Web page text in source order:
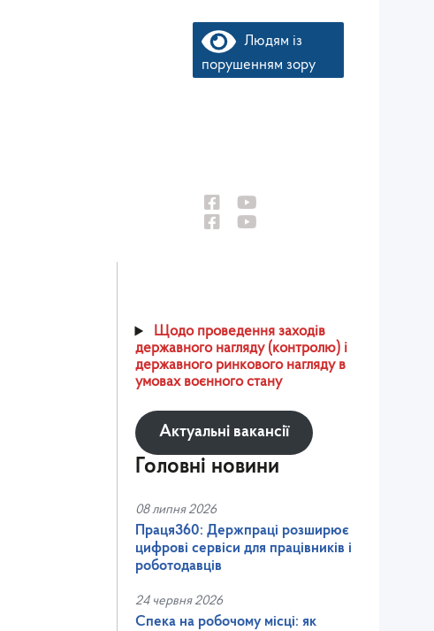
Людям із
порушенням зору
Щодо проведення заходів
державного нагляду (контролю) і
державного ринкового нагляду в
умовах воєнного стану
Актуальні вакансії
Головні новини
08 липня 2026
Праця360: Держпраці розширює
цифрові сервіси для працівників і
роботодавців
24 червня 2026
Спека на робочому місці: як